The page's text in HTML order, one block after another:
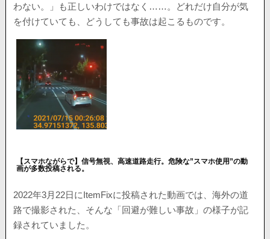
わない。」も正しいわけではなく……。どれだけ自分が気
を付けていても、どうしても事故は起こるものです。
【スマホながらで】信号無視、高速道路走行。危険な”スマホ使用”の動
画が多数投稿される。
2022年3月22日にItemFixに投稿された動画では、海外の道
路で撮影された、そんな「回避が難しい事故」の様子が記
録されていました。